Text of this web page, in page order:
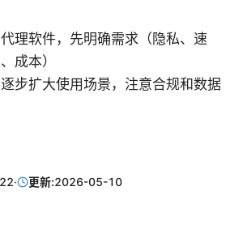
理软件，先明确需求（隐私、速
成本）
步扩大使用场景，注意合规和数据
· 更新:2026-05-10